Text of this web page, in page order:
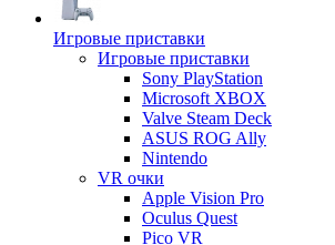
Игровые приставки
Игровые приставки
Sony PlayStation
Microsoft XBOX
Valve Steam Deck
ASUS ROG Ally
Nintendo
VR очки
Apple Vision Pro
Oculus Quest
Pico VR